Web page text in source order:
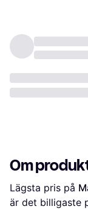
Om
Lägsta pris på
är det billigaste